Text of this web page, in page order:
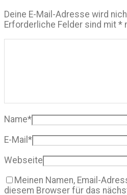
Deine E-Mail-Adresse wird
Erforderliche Felder sind mit *
Name*
E-Mail *
Webseite
Meinen Namen, Email-
diesem Browser für das